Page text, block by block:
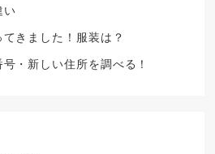
い
きました！服装は？
・新しい住所を調べる！